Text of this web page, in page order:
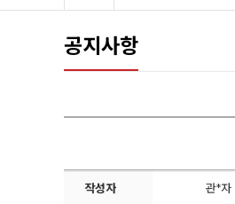
공지사항
작성자 관*자